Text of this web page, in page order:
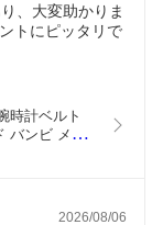
、大変助かりま
トにピッタリで
時計ベルト
バンビ メタ
2026/08/06